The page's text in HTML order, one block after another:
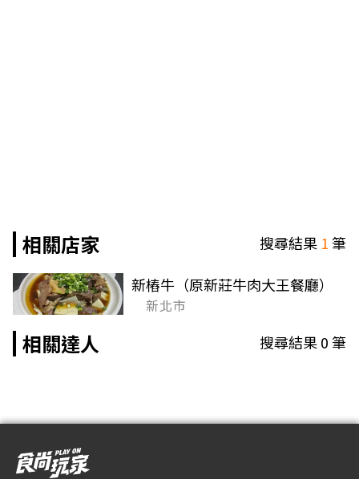
相關店家 搜尋結果 1筆
新樁牛（原新莊牛肉大王餐廳）
新北市
相關達人 搜尋結果0筆